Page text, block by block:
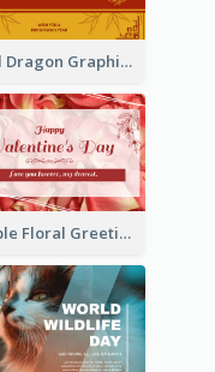
Gold Dragon Graphic Lunar New Year Greeting Card
Simple Floral Greeting Card Of Valentine's Day